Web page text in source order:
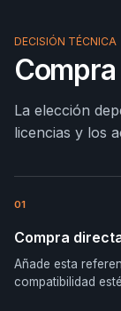
DECISIÓN TÉCNICA
La elección
licencias y los
01
Compra
Añade esta
compatibilidad